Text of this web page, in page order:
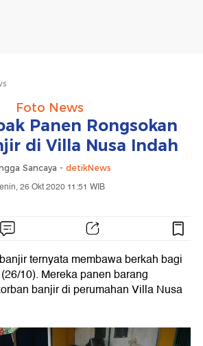
Foto News
Panen Rongsokan
di Villa Nusa Indah
Sancaya - detikNews
26 Okt 2020 11:51 WIB
ternyata membawa berkah bagi
10). Mereka panen barang
banjir di perumahan Villa Nusa